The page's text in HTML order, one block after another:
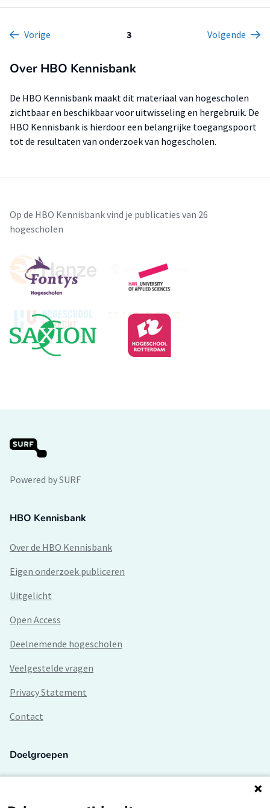
Vorige 3 Volgende
Over HBO Kennisbank
De HBO Kennisbank maakt dit materiaal van hogescholen
zichtbaar en beschikbaar voor uitwisseling en hergebruik. De
HBO Kennisbank is hierdoor een belangrijke toegangspoort
tot de resultaten van onderzoek van hogescholen.
Op de HBO Kennisbank vind je publicaties van 26
hogescholen
Powered by SURF
HBO Kennisbank
Over de HBO Kennisbank
Eigen onderzoek publiceren
Uitgelicht
Open Access
Deelnemende hogescholen
Veelgestelde vragen
Privacy Statement
Contact
Doelgroepen